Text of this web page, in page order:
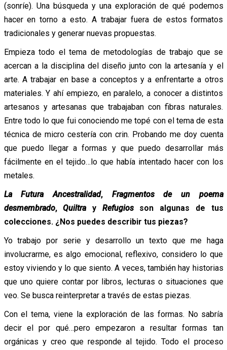
(sonríe). Una búsqueda y una exploración de qué podemos
hacer en torno a esto. A trabajar fuera de estos formatos
tradicionales y generar nuevas propuestas.
Empieza todo el tema de metodologías de trabajo que se
acercan a la disciplina del diseño junto con la artesanía y el
arte. A trabajar en base a conceptos y a enfrentarte a otros
materiales. Y ahí empiezo, en paralelo, a conocer a distintos
artesanos y artesanas que trabajaban con fibras naturales.
Entre todo lo que fui conociendo me topé con el tema de esta
técnica de micro cestería con crin. Probando me doy cuenta
que puedo llegar a formas y que puedo desarrollar más
fácilmente en el tejido…lo que había intentado hacer con los
metales.
La Futura Ancestralidad, Fragmentos de un poema
desmembrado,Quiltray Refugiosson algunas de tus
colecciones. ¿Nos puedes describir tus piezas?
Yo trabajo por serie y desarrollo un texto que me haga
involucrarme, es algo emocional, reflexivo, considero lo que
estoy viviendo y lo que siento. A veces, también hay historias
que uno quiere contar por libros, lecturas o situaciones que
veo. Se busca reinterpretar a través de estas piezas.
Con el tema, viene la exploración de las formas. No sabría
decir el por qué…pero empezaron a resultar formas tan
orgánicas y creo que responde al tejido. Todo el proceso